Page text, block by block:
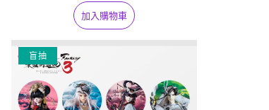
飾-照君臨
加入購物車
盲抽